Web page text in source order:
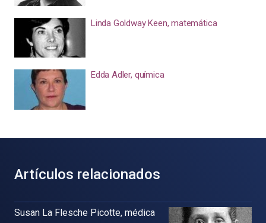
Linda Goldway Keen, matemática
Edda Adler, química
Artículos relacionados
Susan La Flesche Picotte, médica